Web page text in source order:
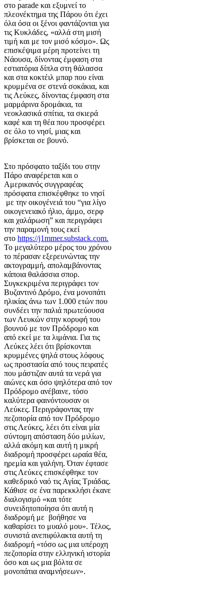
στο parade και εξυμνεί το
πλεονέκτημα της Πάρου ότι έχει
όλα όσα οι ξένοι φαντάζονται για
τις Κυκλάδες, «αλλά στη μισή
τιμή και με τον μισό κόσμο». Ως
επισκέψιμα μέρη προτείνει τη
Νάουσα, δίνοντας έμφαση στα
εστιατόρια δίπλα στη θάλασσα
και στα κοκτέιλ μπαρ που είναι
κρυμμένα σε στενά σοκάκια, και
τις Λεύκες, δίνοντας έμφαση στα
μαρμάρινα δρομάκια, τα
νεοκλασικά σπίτια, τα σκιερά
καφέ και τη θέα που προσφέρει
σε όλο το νησί, μιας και
βρίσκεται σε βουνό.
Στο πρόσφατο ταξίδι του στην
Πάρο αναφέρεται και ο
Αμερικανός συγγραφέας
πρόσφατα επισκέφθηκε το νησί
με την οικογένειά του “για λίγο
οικογενειακό ήλιο, άμμο, σερφ
και χαλάρωση” και περιγράφει
την παραμονή τους εκεί
στο https://j1mmer.substack.com.
Το μεγαλύτερο μέρος του χρόνου
το πέρασαν εξερευνώντας την
ακτογραμμή, απολαμβάνοντας
κάποια θαλάσσια σπορ.
Συγκεκριμένα περιγράφει τον
Βυζαντινό Δρόμο, ένα μονοπάτι
ηλικίας άνω των 1.000 ετών που
συνδέει την παλιά πρωτεύουσα
των Λευκών στην κορυφή του
βουνού με τον Πρόδρομο και
από εκεί με τα λιμάνια. Για τις
Λεύκες λέει ότι βρίσκονται
κρυμμένες ψηλά στους λόφους
ως προστασία από τους πειρατές
που μάστιζαν αυτά τα νερά για
αιώνες και όσο ψηλότερα από τον
Πρόδρομο ανέβαινε, τόσο
καλύτερα φαινόντουσαν οι
Λεύκες. Περιγράφοντας την
πεζοπορία από τον Πρόδρομο
στις Λεύκες, λέει ότι είναι μία
σύντομη απόσταση δύο μιλίων,
αλλά ακόμη και αυτή η μικρή
διαδρομή προσφέρει ωραία θέα,
ηρεμία και γαλήνη. Όταν έφτασε
στις Λεύκες επισκέφθηκε τον
καθεδρικό ναό τις Αγίας Τριάδας.
Κάθισε σε ένα παρεκκλήσι έκανε
διαλογισμό «και τότε
συνειδητοποίησα ότι αυτή η
διαδρομή με βοήθησε να
καθαρίσει το μυαλό μου». Τέλος,
συνιστά ανεπιφύλακτα αυτή τη
διαδρομή «τόσο ως μια υπέροχη
πεζοπορία στην ελληνική ιστορία
όσο και ως μια βόλτα σε
μονοπάτια αναμνήσεων».